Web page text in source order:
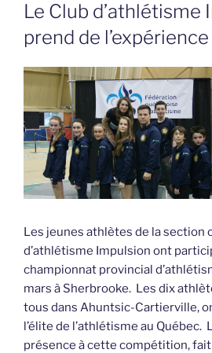
LE
Le Club d’athlétisme
prend de l’expérience
Les jeunes athlètes de la section
d’athlétisme Impulsion ont
championnat provincial
mars à Sherbrooke. Les dix
tous dans Ahuntsic-Cartierville,
l’élite de l’athlétisme au Québec.
présence à cette compétition,